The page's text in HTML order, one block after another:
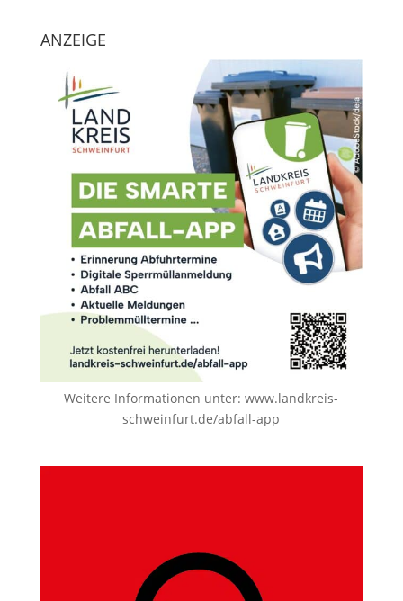
ANZEIGE
Weitere Informationen unter:www.landkreis-
schweinfurt.de/abfall-app